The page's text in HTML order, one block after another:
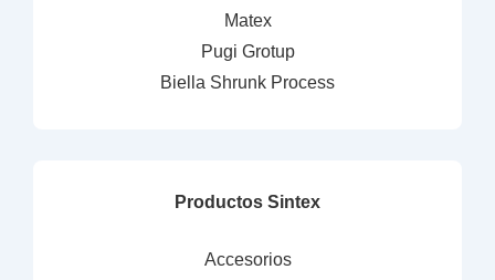
Matex
Pugi Grotup
Biella Shrunk Process
Productos Sintex
Accesorios